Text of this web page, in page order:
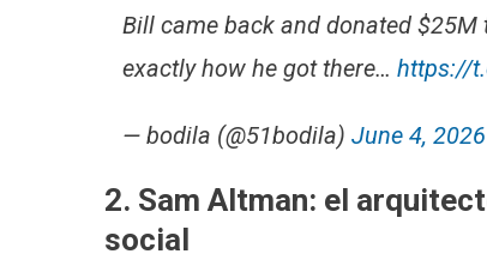
Bill came back and donated
exactly how he got there… https://
— bodila (@51bodila) June 4, 2026
2. Sam Altman: el
social